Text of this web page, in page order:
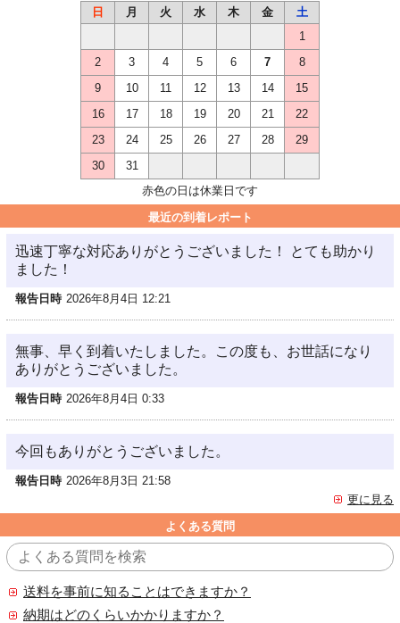
日
月 火 水 木 金
土
1
2
3 4 5 6 7
8
9
10 11 12 13 14
15
16
17 18 19 20 21
22
23
24 25 26 27 28
29
30
31
赤色の日は休業日です
最近の到着レポート
迅速丁寧な対応ありがとうございました！ とても助かり
ました！
報告日時 2026年8月4日 12:21
無事、早く到着いたしました。この度も、お世話になり
ありがとうございました。
報告日時 2026年8月4日 0:33
今回もありがとうございました。
報告日時 2026年8月3日 21:58
更に見る
よくある質問
送料を事前に知ることはできますか？
納期はどのくらいかかりますか？